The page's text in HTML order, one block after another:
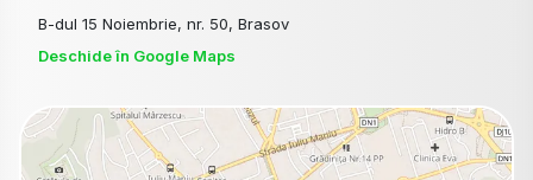
B-dul 15 Noiembrie, nr. 50, Brasov
Deschide în Google Maps